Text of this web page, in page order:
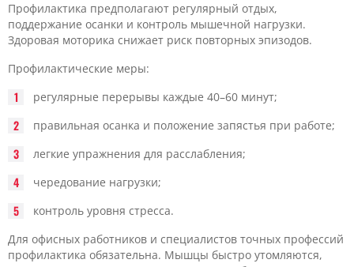
Профилактика предполагают регулярный отдых,
поддержание осанки и контроль мышечной нагрузки.
Здоровая моторика снижает риск повторных эпизодов.
Профилактические меры:
регулярные перерывы каждые 40–60 минут;
правильная осанка и положение запястья при работе;
легкие упражнения для расслабления;
чередование нагрузки;
контроль уровня стресса.
Для офисных работников и специалистов точных профессий
профилактика обязательна. Мышцы быстро утомляются,